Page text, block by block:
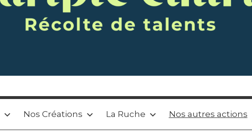
Nos Créations La Ruche Nos autres actions